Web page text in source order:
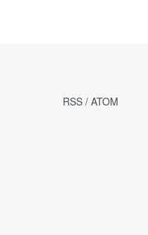
RSS / ATOM